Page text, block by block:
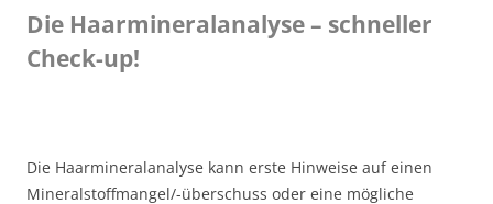
Die Haarmineralanalyse – schneller
Check-up!
Die Haarmineralanalyse kann erste Hinweise auf einen
Mineralstoffmangel/-überschuss oder eine mögliche